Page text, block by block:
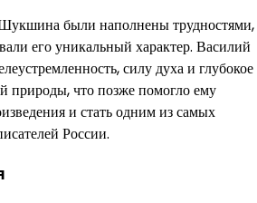
были наполнены трудностями,
его уникальный характер. Василий
силу духа и глубокое
природы, что позже помогло ему
и стать одним из самых
России.